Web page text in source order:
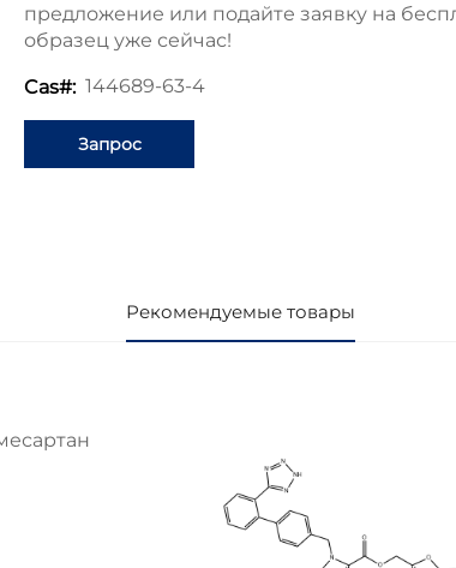
предложение или подайте заявку на
образец уже сейчас!
Cas#: 144689-63-4
Запрос
Рекомендуемые товары